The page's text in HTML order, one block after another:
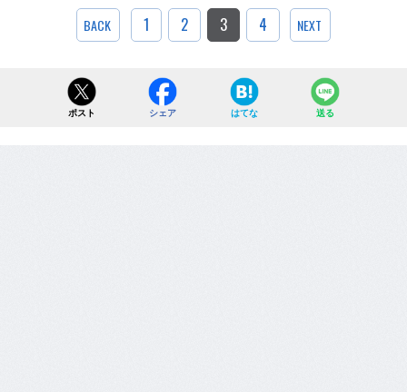
BACK 1 2 3 4 NEXT
ポスト シェア はてな 送る